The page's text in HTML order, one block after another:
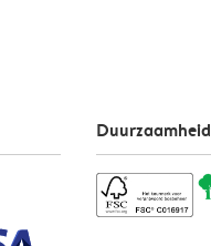
Duurzaamheid